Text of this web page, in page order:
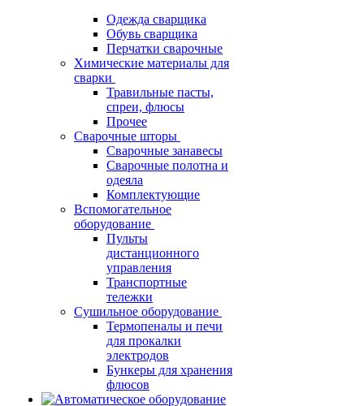
Одежда сварщика
Обувь сварщика
Перчатки сварочные
Химические материалы для
сварки
Травильные пасты,
спреи, флюсы
Прочее
Сварочные шторы
Сварочные занавесы
Сварочные полотна и
одеяла
Комплектующие
Вспомогательное
оборудование
Пульты
дистанционного
управления
Транспортные
тележки
Сушильное оборудование
Термопеналы и печи
для прокалки
электродов
Бункеры для хранения
флюсов